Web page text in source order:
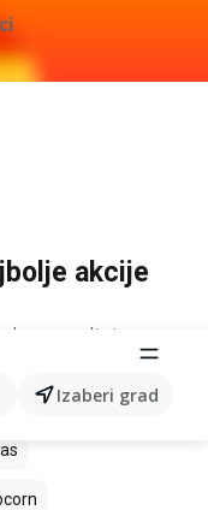
Izaberi grad
akcije
rezultat.
Mega